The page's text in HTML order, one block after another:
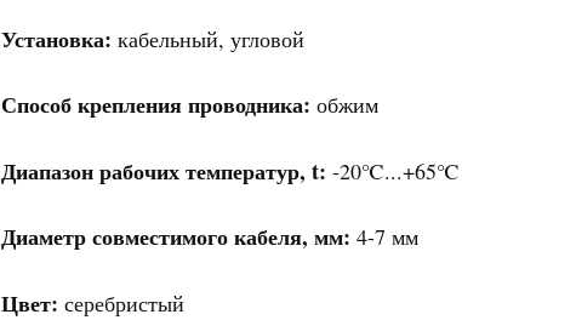
Установка: кабельный, угловой
Способ крепления проводника: обжим
Диапазон рабочих температур, t: -20℃...+65℃
Диаметр совместимого кабеля, мм: 4-7 мм
Цвет: серебристый